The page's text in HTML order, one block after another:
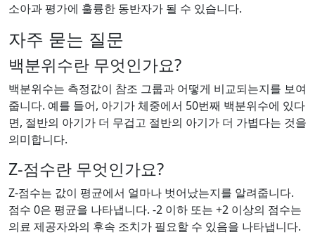
소아과 평가에 훌륭한 동반자가 될 수 있습니다.
자주 묻는 질문
백분위수란 무엇인가요?
백분위수는 측정값이 참조 그룹과 어떻게 비교되는지를 보여
줍니다. 예를 들어, 아기가 체중에서 50번째 백분위수에 있다
면, 절반의 아기가 더 무겁고 절반의 아기가 더 가볍다는 것을
의미합니다.
Z-점수란 무엇인가요?
Z-점수는 값이 평균에서 얼마나 벗어났는지를 알려줍니다.
점수 0은 평균을 나타냅니다. -2 이하 또는 +2 이상의 점수는
의료 제공자와의 후속 조치가 필요할 수 있음을 나타냅니다.